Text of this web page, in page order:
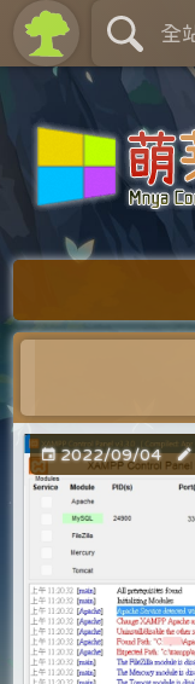
2022/09/04